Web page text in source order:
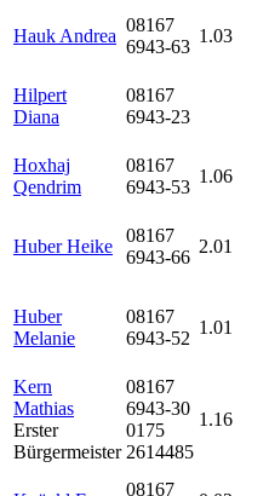
Hauk Andrea
08167
6943-63
1.03
Hilpert
Diana
08167
6943-23
Hoxhaj
Qendrim
08167
6943-53
1.06
Huber Heike
08167
6943-66
2.01
Huber
Melanie
08167
6943-52
1.01
Kern
Mathias
Erster
Bürgermeister
08167
6943-30
0175
2614485
1.16
08167